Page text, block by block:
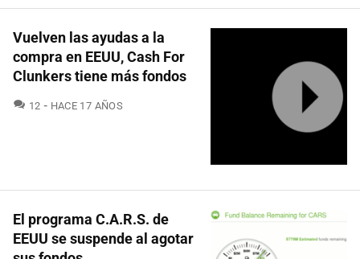
Vuelven las ayudas a la
compra en EEUU, Cash For
Clunkers tiene más fondos
12 COMENTARIOS
HACE 17 AÑOS
El programa C.A.R.S. de
EEUU se suspende al agotar